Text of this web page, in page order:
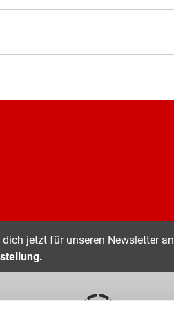
jetzt für unseren Newsletter an